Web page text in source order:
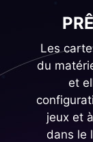
Les
du
et
jeux et
dans le